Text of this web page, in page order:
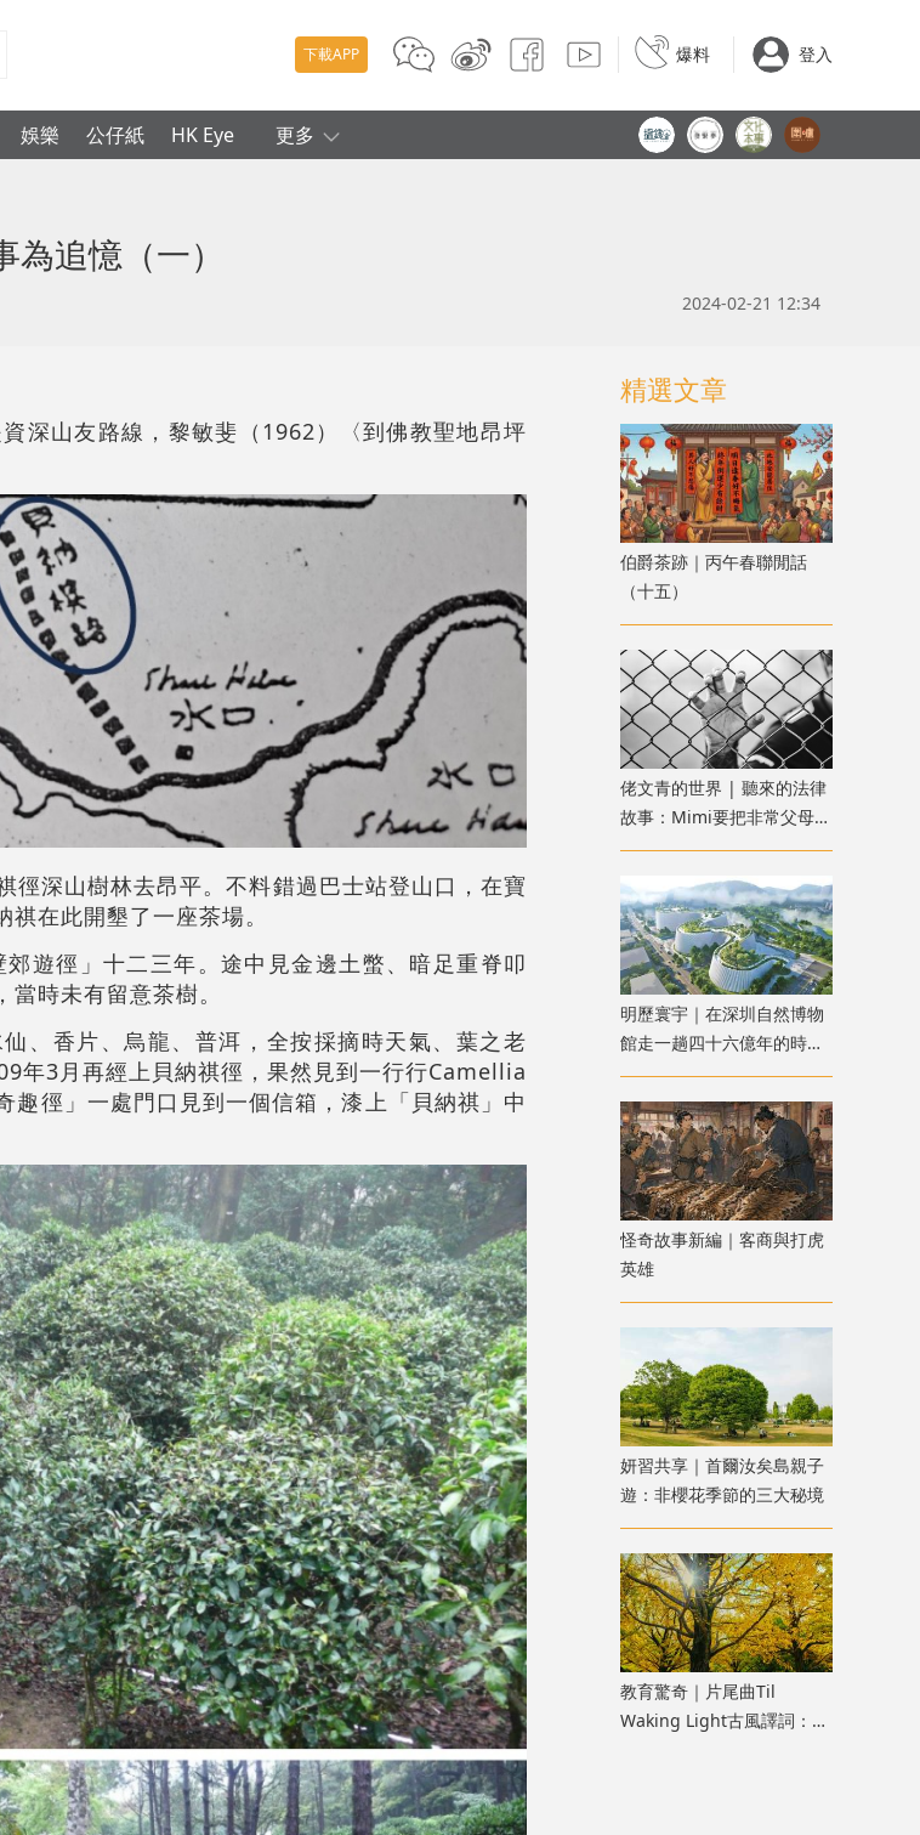
下載APP 爆料 登入
娛樂 公仔紙 HK Eye 更多
追憶（一）
2024-02-21 12:34
深山友路線，黎敏斐（ 1962 ）〈到佛教聖地昂坪
徑深山樹林去昂平。不料錯過巴士站登山口，在寶
在此開墾了一座茶場。
遊徑」十二三年。途中見金邊土蟞、暗足重脊叩
時未有留意茶樹。
、香片、烏龍、普洱，全按採摘時天氣、葉之老
年3 月再經上貝納祺徑，果然見到一行行Camellia
趣徑」一處門口見到一個信箱，漆上「貝納祺」中
精選文章
伯爵茶跡｜丙午春聯閒話
（十五）
佬文青的世界 | 聽來的法律
故事：Mimi要把非常父母送
進監獄：惡魔父母？還是邪
明歷寰宇｜在深圳自然博物
館走一趟四十六億年的時空
之旅
怪奇故事新編｜客商與打虎
英雄
妍習共享｜首爾汝矣島親子
遊：非櫻花季節的三大秘境
教育驚奇｜片尾曲Til
Waking Light古風譯詞：